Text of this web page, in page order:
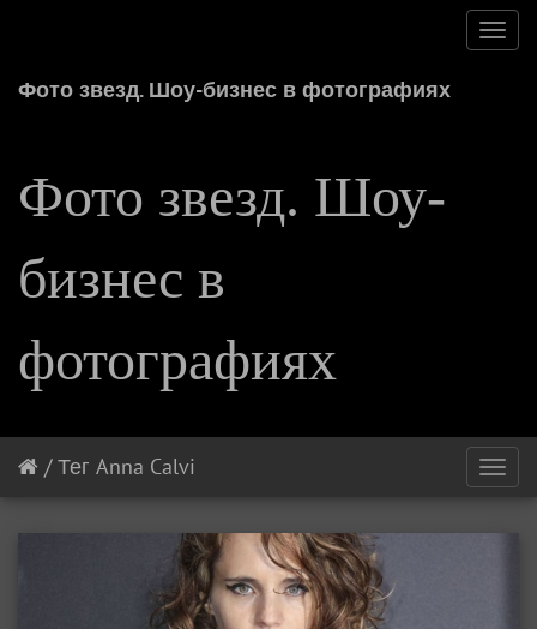
Фото звезд. Шоу-бизнес в фотографиях
Фото звезд. Шоу-
бизнес в
фотографиях
/Тег Anna Calvi